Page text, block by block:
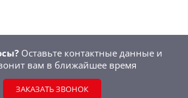
Оставьте контактные данные и
вам в ближайшее время
ЗАКАЗАТЬ ЗВОНОК